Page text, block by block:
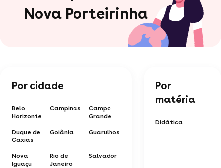
Nova Porteirinha
Por cidade
Belo
Horizonte
Campinas
Campo
Grande
Duque de
Caxias
Goiânia Guarulhos
Nova
Iguaçu
Rio de
Janeiro
Salvador
Por
matéria
Didática